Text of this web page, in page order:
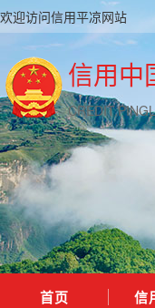
欢迎访问信用平凉网站
信用中
首页 信